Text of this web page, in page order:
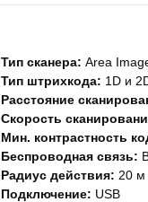
Тип сканера: Area
Тип штрихкода: 1D и
Расстояние
Скорость
Мин. контрастность
Беспроводная связь:
Радиус действия: 20 м
Подключение: USB